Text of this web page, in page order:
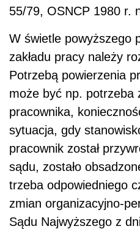
55/79, OSNCP 1980 r.
W świetle powyższego
zakładu pracy należy
Potrzebą powierzenia
może być np. potrzeba
pracownika,
sytuacja, gdy
pracownik został
sądu, zostało
trzeba odpowiedniego
zmian organizacyjno-
Sądu Najwyższego z